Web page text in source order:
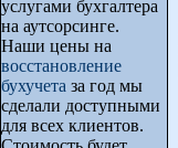
услугами бухгалтера
на аутсорсинге.
Наши цены на
восстановление
бухучета за год мы
сделали доступными
для всех клиентов.